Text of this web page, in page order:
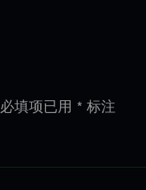
必填项已用 * 标注